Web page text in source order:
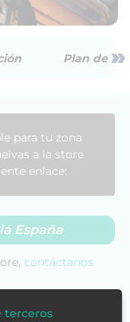
Plan de »
para tu zona
a la store
enlace:
España
contáctanos
terceros